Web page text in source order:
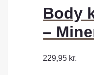
Body
–
229,95 kr.